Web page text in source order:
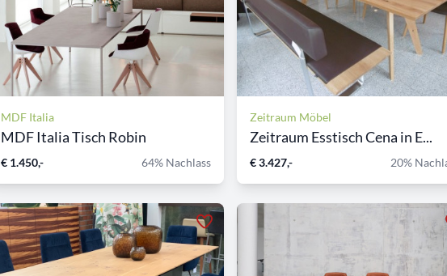
MDF Italia
MDF Italia Tisch Robin
€ 1.450,- 64% Nachlass
Zeitraum Möbel
Zeitraum Esstisch Cena in E...
€ 3.427,- 20%